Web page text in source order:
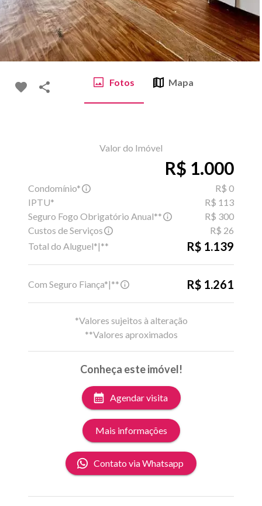
Fotos Mapa
Valor do Imóvel
R$ 1.000
Condomínio*
R$ 0
IPTU*
R$ 113
Seguro Fogo Obrigatório Anual**
R$ 300
Custos de Serviços
R$ 26
Total do Aluguel*|**
R$ 1.139
Com Seguro Fiança*|** R$ 1.261
*Valores sujeitos à alteração
**Valores aproximados
Conheça este imóvel!
Agendar visita
Mais informações
Contato via Whatsapp